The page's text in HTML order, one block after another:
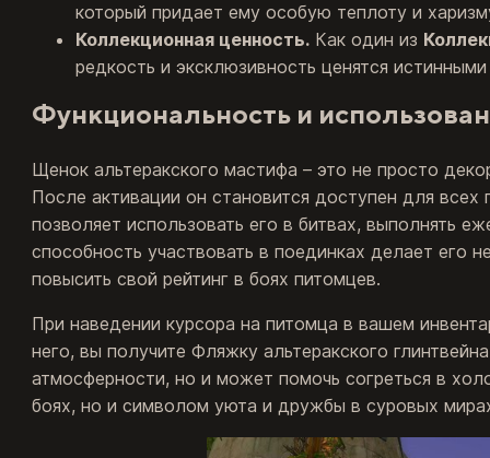
который придает ему особую теплоту и
Коллекционная ценность. Как один из
редкость и эксклюзивность ценятся
Функциональность и
Щенок альтеракского мастифа – это не просто
После активации он становится доступен для
позволяет использовать его в битвах, выполнять
способность участвовать в поединках делает его
повысить свой рейтинг в боях питомцев.
При наведении курсора на питомца в вашем
него, вы получите Фляжку альтеракского
атмосферности, но и может помочь согреться в
боях, но и символом уюта и дружбы в суровых